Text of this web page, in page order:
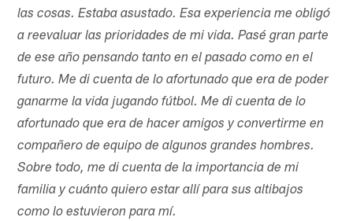
las cosas. Estaba asustado. Esa experiencia me obligó
a reevaluar las prioridades de mi vida. Pasé gran parte
de ese año pensando tanto en el pasado como en el
futuro. Me di cuenta de lo afortunado que era de poder
ganarme la vida jugando fútbol. Me di cuenta de lo
afortunado que era de hacer amigos y convertirme en
compañero de equipo de algunos grandes hombres.
Sobre todo, me di cuenta de la importancia de mi
familia y cuánto quiero estar allí para sus altibajos
como lo estuvieron para mí.